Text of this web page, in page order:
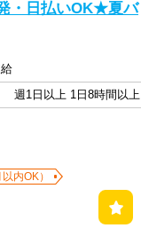
・日払いOK★夏バ
週1日以上 1日8時間以上
内OK）